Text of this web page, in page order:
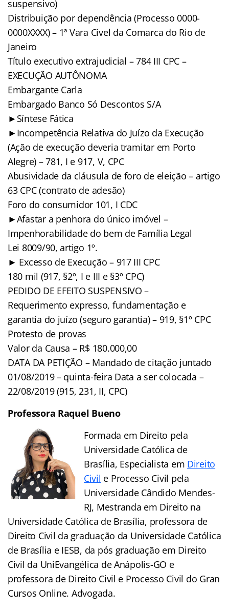
suspensivo)
Distribuição por dependência (Processo 0000-
0000XXXX) – 1ª Vara Cível da Comarca do Rio de
Janeiro
Título executivo extrajudicial – 784 III CPC –
EXECUÇÃO AUTÔNOMA
Embargante Carla
Embargado Banco Só Descontos S/A
► Síntese Fática
►Incompetência Relativa do Juízo da Execução
(Ação de execução deveria tramitar em Porto
Alegre) – 781, I e 917, V, CPC
Abusividade da cláusula de foro de eleição – artigo
63 CPC (contrato de adesão)
Foro do consumidor 101, I CDC
►Afastar a penhora do único imóvel –
Impenhorabilidade do bem de Família Legal
Lei 8009/90, artigo 1º.
► Excesso de Execução – 917 III CPC
180 mil (917, §2º, I e III e §3º CPC)
PEDIDO DE EFEITO SUSPENSIVO –
Requerimento expresso, fundamentação e
garantia do juízo (seguro garantia) – 919, §1º CPC
Protesto de provas
Valor da Causa – R$ 180.000,00
DATA DA PETIÇÃO – Mandado de citação juntado
01/08/2019 – quinta-feira Data a ser colocada –
22/08/2019 (915, 231, II, CPC)
Professora Raquel Bueno
Formada em Direito pela
Universidade Católica de
Brasília, Especialista em Direito
Civil e Processo Civil pela
Universidade Cândido Mendes-
RJ, Mestranda em Direito na
Universidade Católica de Brasília, professora de
Direito Civil da graduação da Universidade Católica
de Brasília e IESB, da pós graduação em Direito
Civil da UniEvangélica de Anápolis-GO e
professora de Direito Civil e Processo Civil do Gran
Cursos Online. Advogada.